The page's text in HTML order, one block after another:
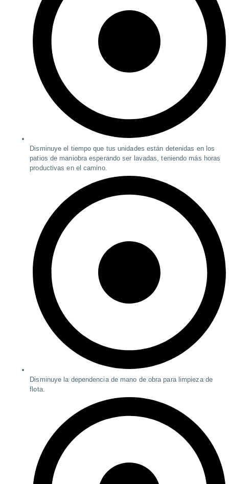
Disminuye el tiempo que tus unidades están detenidas en los
patios de maniobra esperando ser lavadas, teniendo más horas
productivas en el camino.
Disminuye la dependencia de mano de obra para limpieza de
flota.